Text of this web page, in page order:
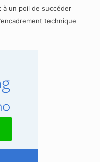
à un poil de succéder
technique